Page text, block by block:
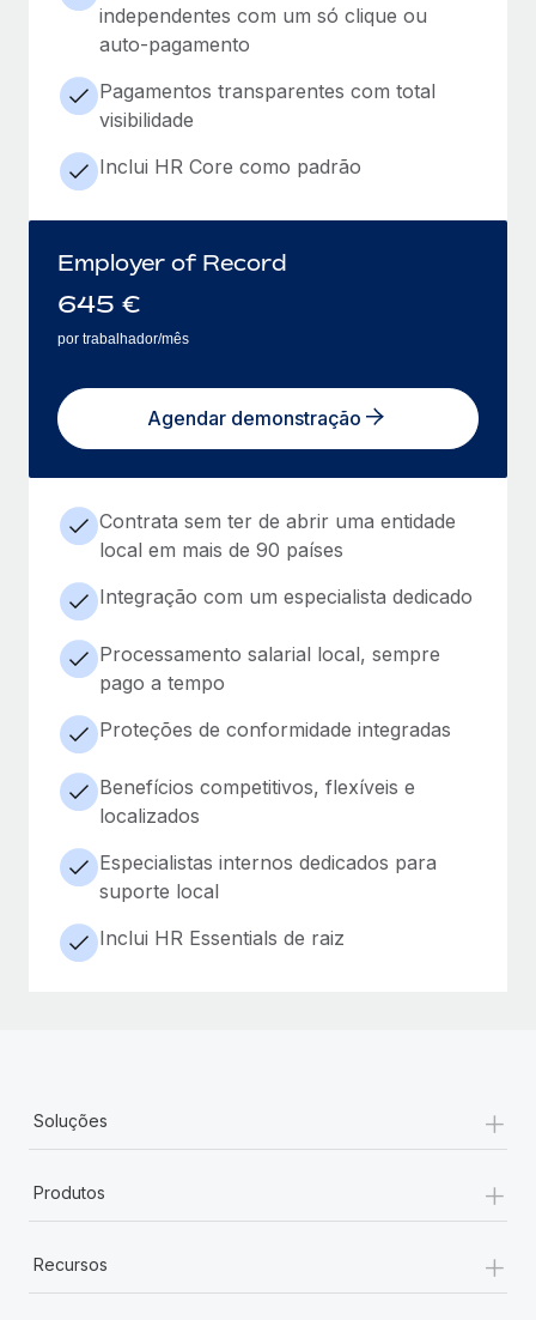
independentes com um só clique ou
auto-pagamento
Pagamentos transparentes com total
visibilidade
Inclui HR Core como padrão
Employer of Record
645 €
por trabalhador/mês
Agendar demonstração
Contrata sem ter de abrir uma entidade
local em mais de 90 países
Integração com um especialista dedicado
Processamento salarial local, sempre
pago a tempo
Proteções de conformidade integradas
Benefícios competitivos, flexíveis e
localizados
Especialistas internos dedicados para
suporte local
Inclui HR Essentials de raiz
Soluções +
Produtos +
Recursos
+